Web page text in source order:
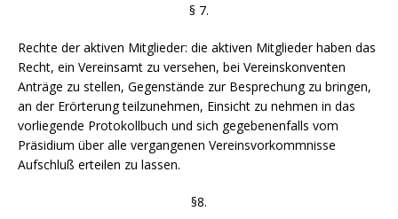
§ 7.
Rechte der aktiven Mitglieder: die aktiven Mitglieder haben das
Recht, ein Vereinsamt zu versehen, bei Vereinskonventen
Anträge zu stellen, Gegenstände zur Besprechung zu bringen,
an der Erörterung teilzunehmen, Einsicht zu nehmen in das
vorliegende Protokollbuch und sich gegebenenfalls vom
Präsidium über alle vergangenen Vereinsvorkommnisse
Aufschluß erteilen zu lassen.
§8.